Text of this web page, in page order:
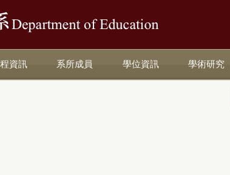
資訊 系所成員 學位資訊 學術研究